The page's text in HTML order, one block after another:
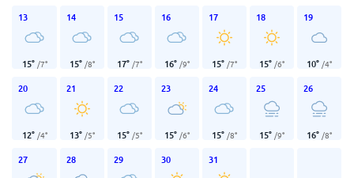
13
15° /7°
14
15° /8°
15
17° /7°
16
16° /9°
17
15° /7°
18
15° /6°
19
10° /4°
20
12° /4°
21
13° /5°
22
15° /5°
23
15° /6°
24
15° /8°
25
15° /9°
26
16° /8°
27 28 29 30 31